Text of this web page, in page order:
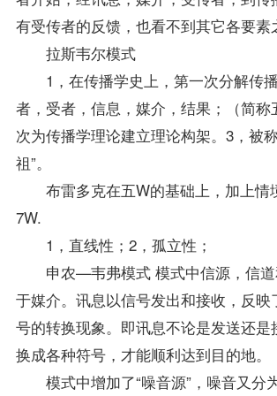
有受传者的反馈，也看不到其它各要素
拉斯韦尔模式
1，在传播学史上，第一次分解传
者，受者，信息，媒介，结果；（简称
次为传播学理论建立理论构架。3，被
祖”。
布雷多克在五W的基础上，加上情
7W.
1，直线性；2，孤立性；
申农—韦弗模式 模式中信源，信道
于媒介。讯息以信号发出和接收，反映
号的转换现象。即讯息不论是发送还是
换成各种符号，才能顺利达到目的地。
模式中增加了“噪音源”，噪音又分